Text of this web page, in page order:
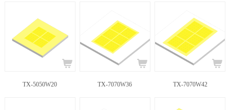
TX-5050W20 TX-7070W36 TX-7070W42